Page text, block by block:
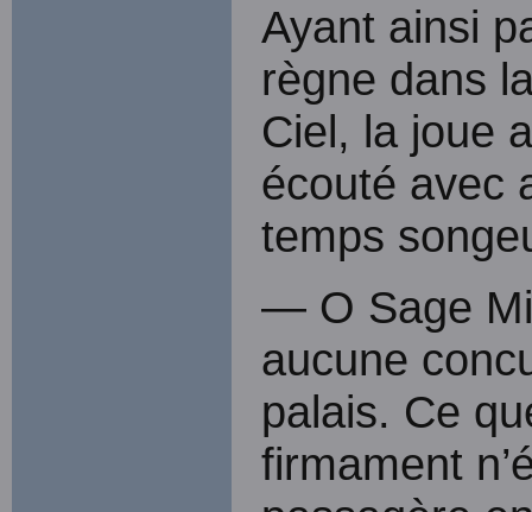
Ayant ainsi
règne dans
Ciel, la joue
écouté avec
temps
— O Sage
aucune
palais. Ce
firmament